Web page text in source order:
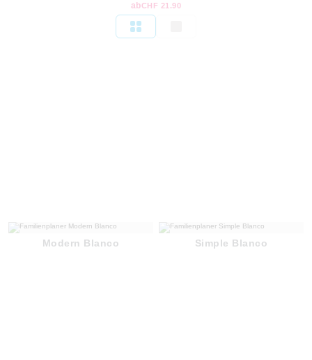
abCHF 21.90
Modern Blanco Simple Blanco